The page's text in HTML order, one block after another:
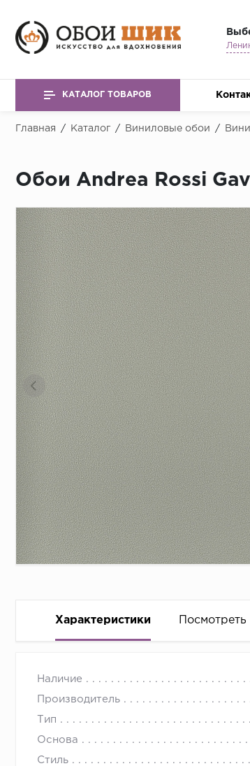
КАТАЛОГ ТОВАРОВ
Главная / Каталог / Виниловые обои /
Обои Andrea Rossi
Характеристики
Наличие
Производитель
Тип
Основа
Стиль